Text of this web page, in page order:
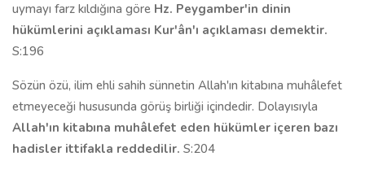
uymayı farz kıldığına göre Hz. Peygamber'in dinin
hükümlerini açıklaması Kur'ân'ı açıklaması demektir.
S:196
Sözün özü, ilim ehli sahih sünnetin Allah'ın kitabına muhâlefet
etmeyeceği hususunda görüş birliği içindedir. Dolayısıyla
Allah'ın kitabına muhâlefet eden hükümler içeren bazı
hadisler ittifakla reddedilir. S:204